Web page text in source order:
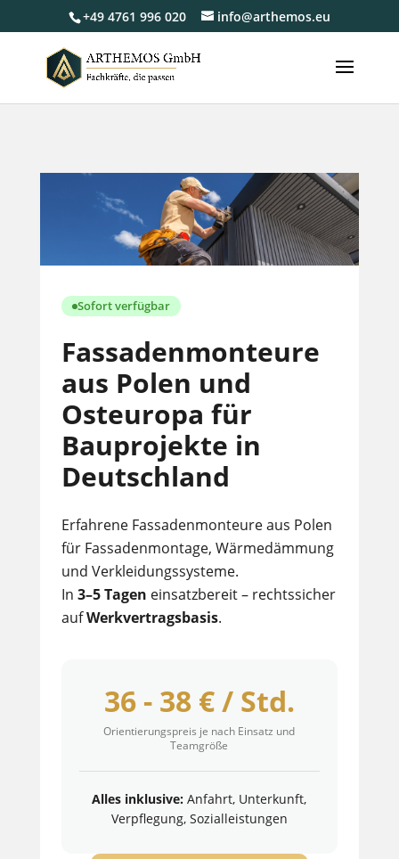
+49 4761 996 020 info@arthemos.eu
Sofort verfügbar
Fassadenmonteure
aus Polen und
Osteuropa für
Bauprojekte in
Deutschland
Erfahrene Fassadenmonteure aus Polen
für Fassadenmontage, Wärmedämmung
und Verkleidungssysteme.
In 3–5 Tagen einsatzbereit – rechtssicher
aufWerkvertragsbasis.
36 - 38 € / Std.
Orientierungspreis je nach Einsatz und
Teamgröße
Alles inklusive: Anfahrt, Unterkunft,
Verpflegung, Sozialleistungen